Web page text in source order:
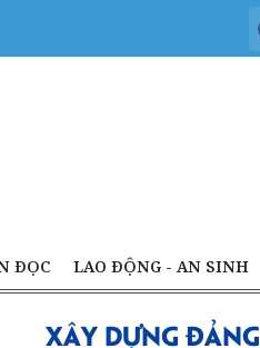
ĐỌC LAO ĐỘNG - AN SINH
XÂY DỰNG ĐẢNG